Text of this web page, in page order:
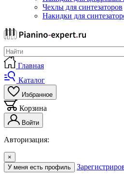
Чехлы для синтезаторов
Накидки для
Главная
Каталог
Избранное
Корзина
Войти
Авторизация:
×
У меня есть профиль